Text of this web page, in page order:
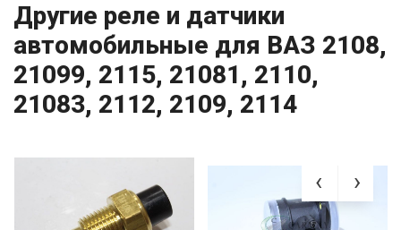
Другие реле и датчики
автомобильные для ВАЗ 2108,
21099, 2115, 21081, 2110,
21083, 2112, 2109, 2114